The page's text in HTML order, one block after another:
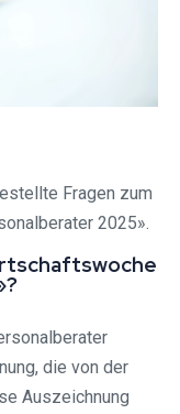
Fragen zum
2025».
die von der
Auszeichnung